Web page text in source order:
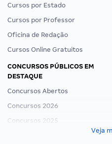
Cursos por Estado
Cursos por Professor
Oficina de Redação
Cursos Online Gratuitos
CONCURSOS PÚBLICOS EM
DESTAQUE
Concursos Abertos
Concursos 2026
Concursos 2025
Concurso Nacional Unificado
Veja